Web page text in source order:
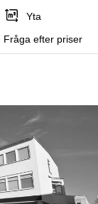
Yta
Fråga efter priser